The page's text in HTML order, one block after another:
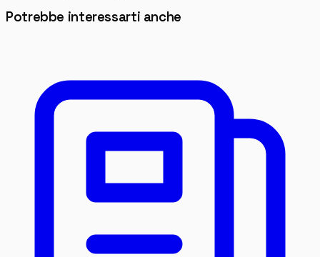
Potrebbe interessarti anche